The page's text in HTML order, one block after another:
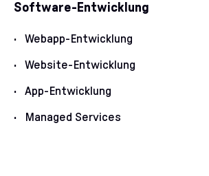
Software-Entwicklung
Webapp-Entwicklung
Website-Entwicklung
App-Entwicklung
Managed Services